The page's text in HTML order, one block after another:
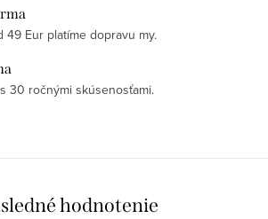
49 Eur platíme dopravu my.
30 ročnými skúsenosťami.
hodnotenie